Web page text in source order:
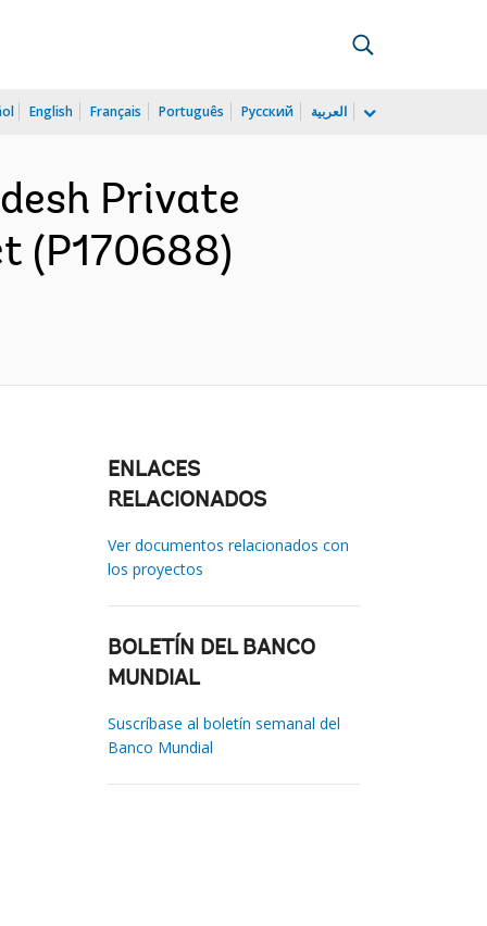
English Français Português Русский العربية
Private
(P170688)
ENLACES
RELACIONADOS
Ver documentos relacionados con
los proyectos
BOLETÍN DEL BANCO
MUNDIAL
Suscríbase al boletín semanal del
Banco Mundial